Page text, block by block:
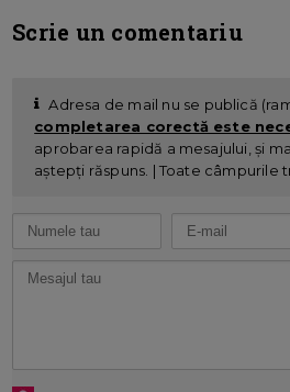
Scrie un comentariu
Adresa de mail nu se publică
completarea corectă este
aprobarea rapidă a mesajului, și
aștepți răspuns. | Toate